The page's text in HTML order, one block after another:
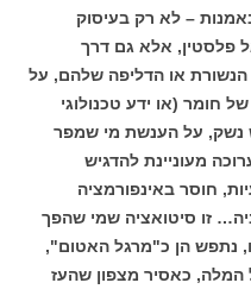
– לא רק בעיסוק
פלסטין, אלא גם דרך
הנשורת או הדליפה שלהם, על
(או ידע טכנולוגי
נשק, על הענשת מי שמפר
מעוניינת להדגיש
חוסר באינפורמציה
זו סיטואציה שמי שהפך
נתפש הן כ"מרגל האטום",
המלה, כאסיר מצפון שהעז